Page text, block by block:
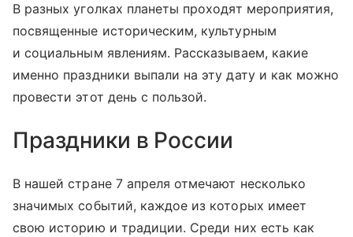
В разных уголках планеты проходят мероприятия,
посвященные историческим, культурным
и социальным явлениям. Рассказываем, какие
именно праздники выпали на эту дату и как можно
провести этот день с пользой.
Праздники в России
В нашей стране 7 апреля отмечают несколько
значимых событий, каждое из которых имеет
свою историю и традиции. Среди них есть как